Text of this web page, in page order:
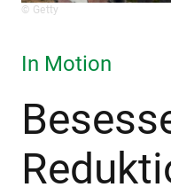
© Getty
In Motion